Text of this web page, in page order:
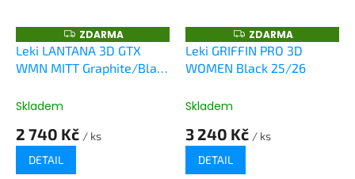
Z
D
A
R
ZDARMA
Leki LANTANA 3D GTX
WMN MITT Graphite/Black
Skladem
2 740 Kč / ks
DETAIL
Z
D
A
R
ZDARMA
Leki GRIFFIN PRO 3D
WOMEN Black 25/26
Skladem
3 240 Kč / ks
DETAIL